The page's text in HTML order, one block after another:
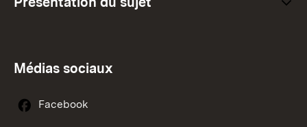
Médias sociaux
Facebook